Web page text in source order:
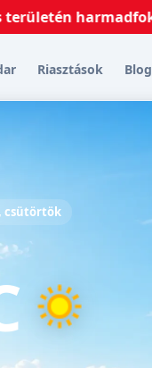
Riasztások Blog
csütörtök